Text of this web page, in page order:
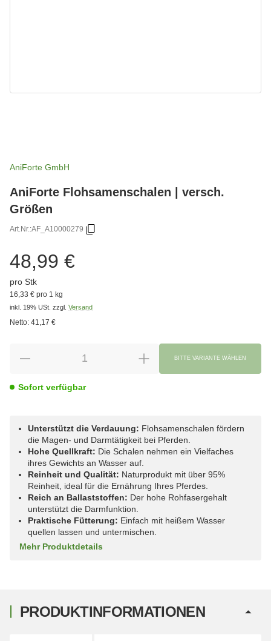
AniForte GmbH
AniForte Flohsamenschalen | versch.
Größen
Art.Nr.:AF_A10000279
48,99 €
pro Stk
16,33 € pro 1 kg
inkl. 19% USt. zzgl. Versand
Netto: 41,17 €
BITTE VARIANTE WÄHLEN
Sofort verfügbar
Unterstützt die Verdauung: Flohsamenschalen fördern
die Magen- und Darmtätigkeit bei Pferden.
Hohe Quellkraft: Die Schalen nehmen ein Vielfaches
ihres Gewichts an Wasser auf.
Reinheit und Qualität: Naturprodukt mit über 95%
Reinheit, ideal für die Ernährung Ihres Pferdes.
Reich an Ballaststoffen: Der hohe Rohfasergehalt
unterstützt die Darmfunktion.
Praktische Fütterung: Einfach mit heißem Wasser
quellen lassen und untermischen.
Mehr Produktdetails
PRODUKTINFORMATIONEN